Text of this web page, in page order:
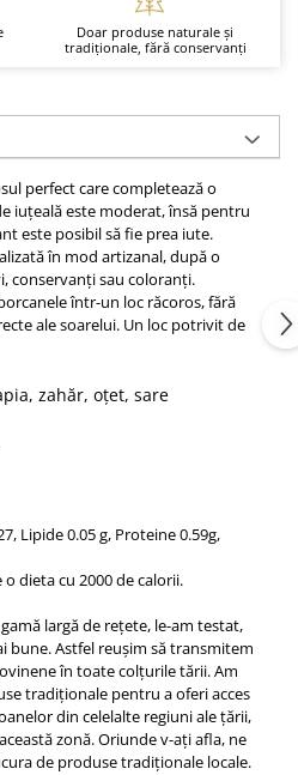
Doar produse naturale și
tradiționale, fără conservanți
perfect care completează o
iuțeală este moderat, însă pentru
este posibil să fie prea iute.
în mod artizanal, după o
conservanți sau coloranți.
într-un loc răcoros, fără
ale soarelui. Un loc potrivit de
zahăr, oțet, sare
, Lipide 0.05 g, Proteine 0.59g,
dieta cu 2000 de calorii.
largă de rețete, le-am testat,
bune. Astfel reușim să transmitem
în toate colțurile tării. Am
tradiționale pentru a oferi acces
din celelalte regiuni ale țării,
zonă. Oriunde v-ați afla, ne
de produse tradiționale locale.